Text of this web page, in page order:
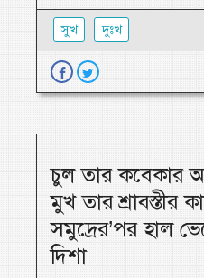
সুখ দুঃখ
চুল তার কবেকার
মুখ তার শ্রাবস্তীর
সমুদ্রের’পর হাল
দিশা